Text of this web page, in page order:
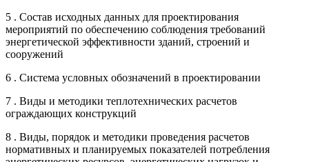
5 . Состав исходных данных для проектирования
мероприятий по обеспечению соблюдения требований
энергетической эффективности зданий, строений и
сооружений
6 . Система условных обозначений в проектировании
7 . Виды и методики теплотехнических расчетов
ограждающих конструкций
8 . Виды, порядок и методики проведения расчетов
нормативных и планируемых показателей потребления